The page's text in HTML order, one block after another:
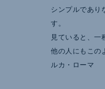
シンプルであり
す。
見ていると、一
他の人にもこの
ルカ・ローマ